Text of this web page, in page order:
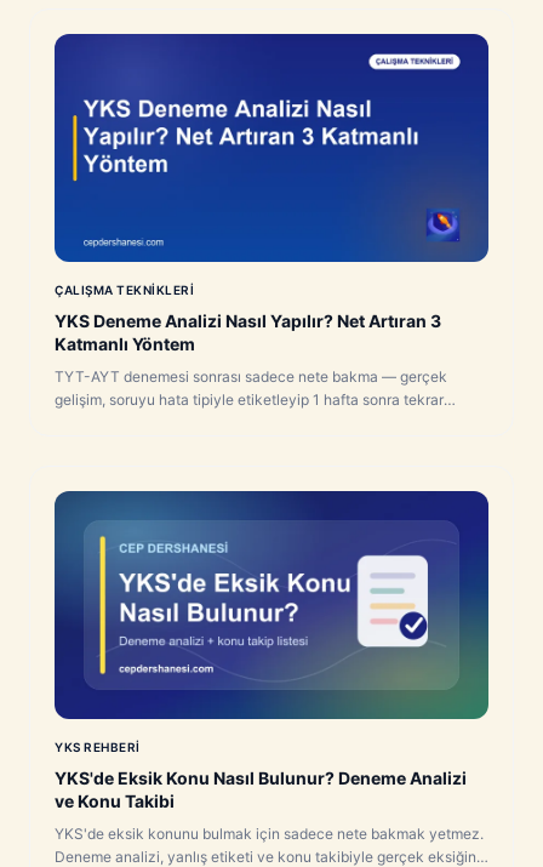
ÇALIŞMA TEKNIKLERI
YKS Deneme Analizi Nasıl Yapılır? Net Artıran 3
Katmanlı Yöntem
TYT-AYT denemesi sonrası sadece nete bakma — gerçek
gelişim, soruyu hata tipiyle etiketleyip 1 hafta sonra tekrar
YKS REHBERI
YKS'de Eksik Konu Nasıl Bulunur? Deneme Analizi
ve Konu Takibi
YKS'de eksik konunu bulmak için sadece nete bakmak yetmez.
Deneme analizi, yanlış etiketi ve konu takibiyle gerçek eksiğini